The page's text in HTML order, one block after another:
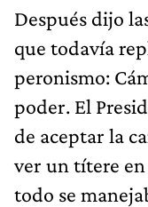
Después dijo
que todavía
peronismo:
poder. El
de aceptar la
ver un títere en
todo se